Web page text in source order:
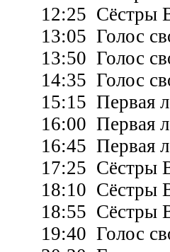
12:25 Сёстры
13:05 Голос
13:50 Голос
14:35 Голос
15:15 Первая
16:00 Первая
16:45 Первая
17:25 Сёстры
18:10 Сёстры
18:55 Сёстры
19:40 Голос